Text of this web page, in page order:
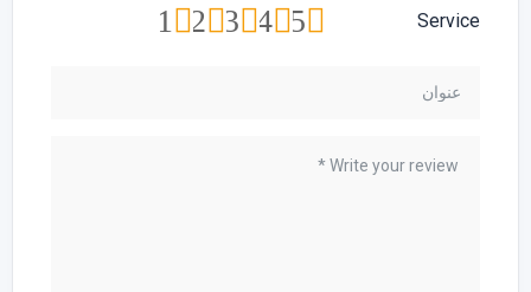
Service
5
4
3
2
1